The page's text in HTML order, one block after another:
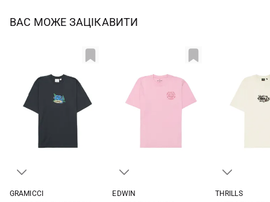
ВАС МОЖЕ ЗАЦІКАВИТИ
GRAMICCI
EDWIN
THRILLS